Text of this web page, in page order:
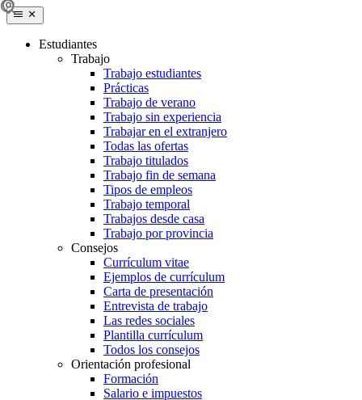
Estudiantes
Trabajo
Trabajo estudiantes
Prácticas
Trabajo de verano
Trabajo sin experiencia
Trabajar en el extranjero
Todas las ofertas
Trabajo titulados
Trabajo fin de semana
Tipos de empleos
Trabajo temporal
Trabajos desde casa
Trabajo por provincia
Consejos
Currículum vitae
Ejemplos de currículum
Carta de presentación
Entrevista de trabajo
Las redes sociales
Plantilla currículum
Todos los consejos
Orientación profesional
Formación
Salario e impuestos